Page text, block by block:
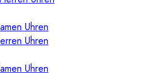
Uhren
Uhren
Uhren